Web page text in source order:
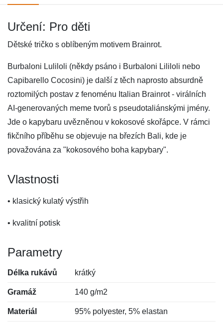
Určení: Pro děti
Dětské tričko s oblíbeným motivem Brainrot.
Burbaloni Luliloli (někdy psáno i Burbaloni Lililoli nebo
Capibarello Cocosini) je další z těch naprosto absurdně
roztomilých postav z fenoménu Italian Brainrot - virálních
AI‑generovaných meme tvorů s pseudotaliánskými jmény.
Jde o kapybaru uvězněnou v kokosové skořápce. V rámci
fikčního příběhu se objevuje na březích Bali, kde je
považována za "kokosového boha kapybary".
Vlastnosti
• klasický kulatý výstřih
• kvalitní potisk
Parametry
Délka rukávů krátký
Gramáž 140 g/m2
Materiál 95% polyester, 5% elastan